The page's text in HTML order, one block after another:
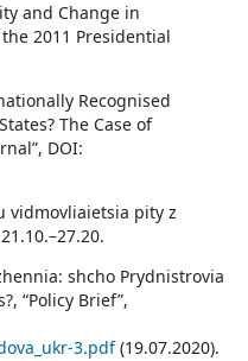
and Change in
2011 Presidential
Recognised
The Case of
DOI:
vidmovliaietsia pity z
shcho Prydnistrovia
“Policy Brief”,
3.pdf(19.07.2020).